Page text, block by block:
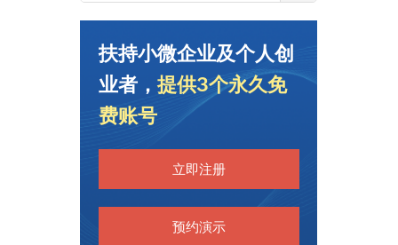
扶持小微企业及个人创
业者， 提供3个永久免
费账号
立即注册
预约演示